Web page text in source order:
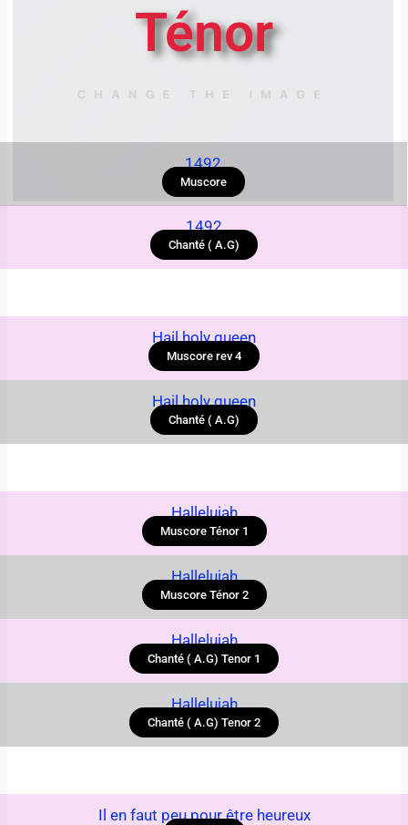
Ténor
1492
Muscore
1492
Chanté ( A.G)
Hail holy queen
Muscore rev 4
Hail holy queen
Chanté ( A.G)
Hallelujah
Muscore Ténor 1
Hallelujah
Muscore Ténor 2
Hallelujah
Chanté ( A.G) Tenor 1
Hallelujah
Chanté ( A.G) Tenor 2
Il en faut peu pour être heureux